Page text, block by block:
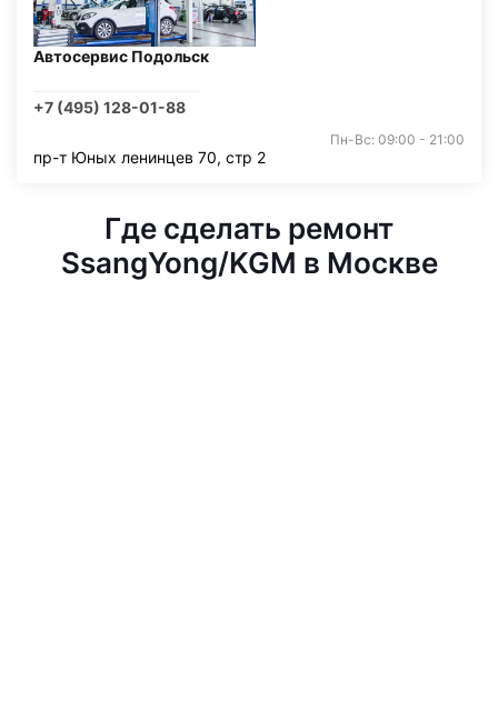
Автосервис Подольск
+7 (495) 128-01-88
Пн-Вс: 09:00 - 21:00
пр-т Юных ленинцев 70, стр 2
Где сделать ремонт
SsangYong/KGM в Москве